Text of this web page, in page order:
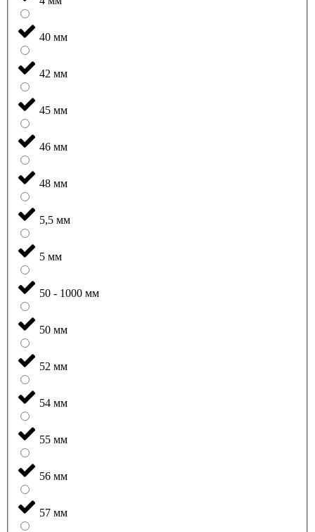
40 мм
42 мм
45 мм
46 мм
48 мм
5,5 мм
5 мм
50 - 1000 мм
50 мм
52 мм
54 мм
55 мм
56 мм
57 мм